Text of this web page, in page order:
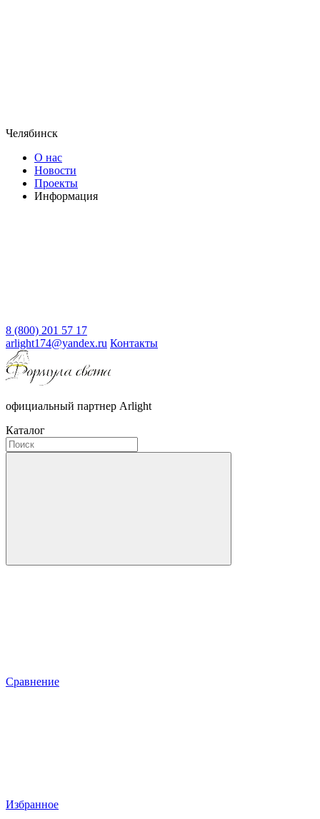
Челябинск
О нас
Новости
Проекты
Информация
8 (800) 201 57 17
arlight174@yandex.ru Контакты
официальный партнер Arlight
Каталог
Сравнение
Избранное